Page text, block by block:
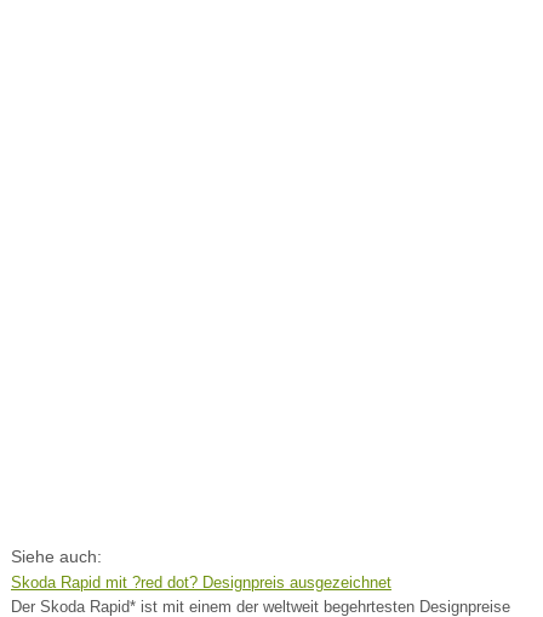
Siehe auch:
Skoda Rapid mit ?red dot? Designpreis ausgezeichnet
Der Skoda Rapid* ist mit einem der weltweit begehrtesten Designpreise